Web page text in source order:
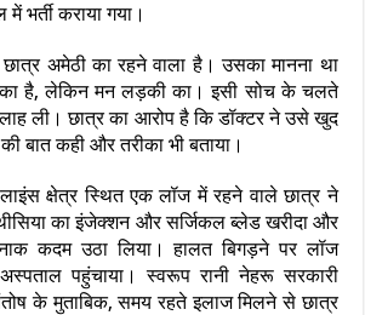
भर्ती कराया गया।
अमेठी का रहने वाला है। उसका मानना था
है, लेकिन मन लड़की का। इसी सोच के चलते
ली। छात्र का आरोप है कि डॉक्टर ने उसे खुद
की बात कही और तरीका भी बताया।
क्षेत्र स्थित एक लॉज में रहने वाले छात्र ने
का इंजेक्शन और सर्जिकल ब्लेड खरीदा और
कदम उठा लिया। हालत बिगड़ने पर लॉज
पहुंचाया। स्वरूप रानी नेहरू सरकारी
के मुताबिक, समय रहते इलाज मिलने से छात्र